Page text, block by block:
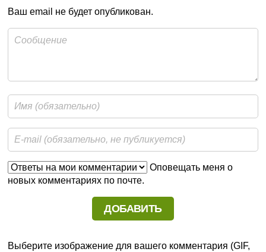
Ваш email не будет опубликован.
Оповещать меня о
новых комментариях по почте.
Выберите изображение для вашего комментария (GIF,